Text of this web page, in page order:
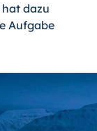
dazu
Aufgabe